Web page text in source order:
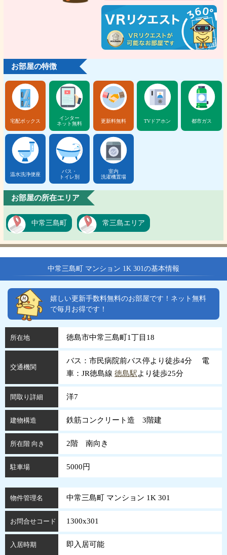
お部屋の特徴
宅配ボックス
インター
ネット無料
更新料無料 TVドアホン 都市ガス
温水洗浄便座
バス・
トイレ別
室内
洗濯機置場
お部屋の所在エリア
中常三島町 常三島エリア
中常三島町 マンション 1K 301の基本情報
嬉しい更新手数料無料のお部屋です！ネット無料
で毎月お得です！
所在地 徳島市中常三島町1丁目18
交通機関
バス：市民病院前バス停より徒歩4分 電
車：JR徳島線 徳島駅より徒歩25分
間取り詳細 洋7
建物構造 鉄筋コンクリート造 3階建
所在階 向き 2階 南向き
駐車場 5000円
物件管理名 中常三島町 マンション 1K 301
お問合せコード 1300x301
入居時期 即入居可能